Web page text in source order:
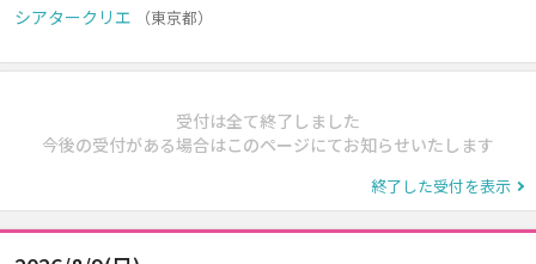
シアタークリエ （東京都）
受付は全て終了しました
今後の受付がある場合はこのページにてお知らせいたします
終了した受付を表示